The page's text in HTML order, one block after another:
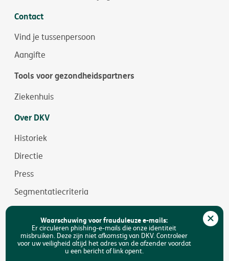
Contact
Vind je tussenpersoon
Aangifte
Tools voor gezondheidspartners
Ziekenhuis
Over DKV
Historiek
Directie
Press
Segmentatiecriteria
Jobs
Duurzaamheid
Toegankelijkheid
Waarschuwing voor frauduleuze e-mails:
Er circuleren phishing-e-mails die onze identiteit
misbruiken. Deze zijn niet afkomstig van DKV. Controleer
voor uw veiligheid altijd het adres van de afzender voordat
u een bericht of link opent.